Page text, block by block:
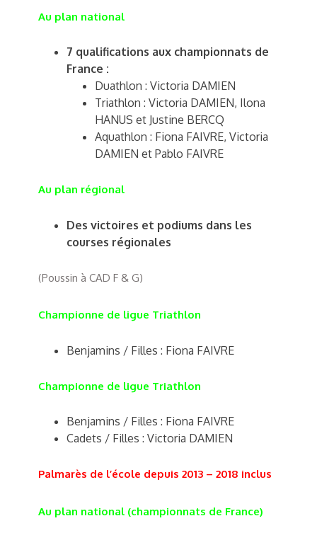
Au plan national
7 qualifications aux championnats de
France :
Duathlon : Victoria DAMIEN
Triathlon : Victoria DAMIEN, Ilona
HANUS et Justine BERCQ
Aquathlon : Fiona FAIVRE, Victoria
DAMIEN et Pablo FAIVRE
Au plan régional
Des victoires et podiums dans les
courses régionales
(Poussin à CAD F & G)
Championne de ligue Triathlon
Benjamins / Filles : Fiona FAIVRE
Championne de ligue Triathlon
Benjamins / Filles : Fiona FAIVRE
Cadets / Filles : Victoria DAMIEN
Palmarès de l’école depuis 2013 – 2018 inclus
Au plan national (championnats de France)